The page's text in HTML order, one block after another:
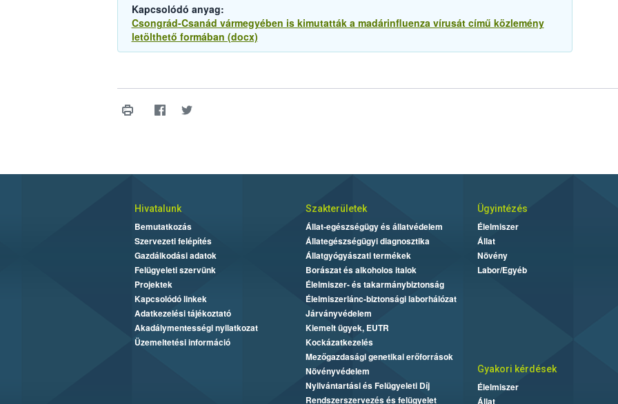
Kapcsolódó anyag:
Csongrád-Csanád vármegyében is kimutatták a madárinfluenza vírusát című közlemény
letölthető formában (docx)
Hivatalunk
Bemutatkozás
Szervezeti felépítés
Gazdálkodási adatok
Felügyeleti szervünk
Projektek
Kapcsolódó linkek
Adatkezelési tájékoztató
Akadálymentességi nyilatkozat
Üzemeltetési információ
Szakterületek
Állat-egészségügy és állatvédelem
Állategészségügyi diagnosztika
Állatgyógyászati termékek
Borászat és alkoholos italok
Élelmiszer- és takarmánybiztonság
Élelmiszerlánc-biztonsági laborhálózat
Járványvédelem
Kiemelt ügyek, EUTR
Kockázatkezelés
Mezőgazdasági genetikai erőforrások
Növényvédelem
Nyilvántartási és Felügyeleti Díj
Rendszerszervezés és felügyelet
Ügyintézés
Élelmiszer
Állat
Növény
Labor/Egyéb
Gyakori kérdések
Élelmiszer
Állat